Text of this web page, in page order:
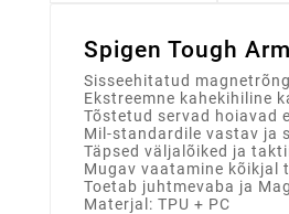
Spigen Tough
Sisseehitatud
Ekstreemne kahekihiline
Tõstetud servad hoiavad
Mil-standardile vastav ja
Täpsed väljalõiked ja
Mugav vaatamine kõikjal
Toetab juhtmevaba ja
Materjal: TPU + PC